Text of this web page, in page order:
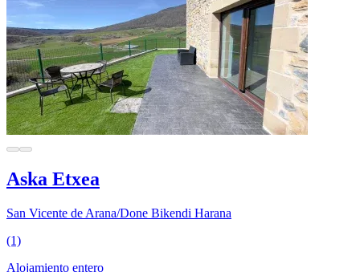
Aska Etxea
San Vicente de Arana/Done Bikendi Harana
(1)
Alojamiento entero